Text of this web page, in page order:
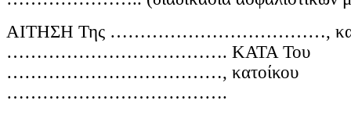
ΑΙΤΗΣΗ Της ………………………………,
………………………………. ΚΑΤΑ Του
………………………………, κατοίκου
……………………………….